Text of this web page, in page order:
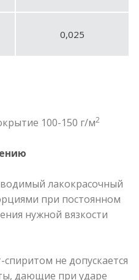
0,025
100-150 г/м2
лакокрасочный
при постоянном
нужной вязкости
не допускается
дающие при ударе